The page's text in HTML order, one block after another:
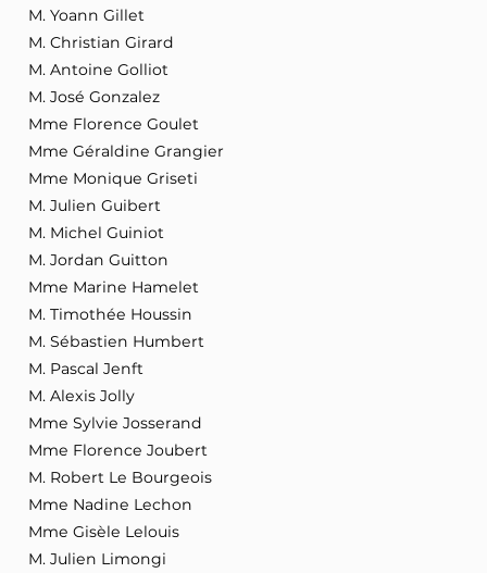
M. Yoann Gillet
M. Christian Girard
M. Antoine Golliot
M. José Gonzalez
Mme Florence Goulet
Mme Géraldine Grangier
Mme Monique Griseti
M. Julien Guibert
M. Michel Guiniot
M. Jordan Guitton
Mme Marine Hamelet
M. Timothée Houssin
M. Sébastien Humbert
M. Pascal Jenft
M. Alexis Jolly
Mme Sylvie Josserand
Mme Florence Joubert
M. Robert Le Bourgeois
Mme Nadine Lechon
Mme Gisèle Lelouis
M. Julien Limongi